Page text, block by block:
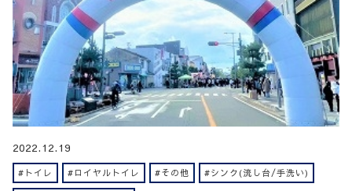
2022.12.19
#トイレ #ロイヤルトイレ #その他 #シンク(流し台/手洗い)